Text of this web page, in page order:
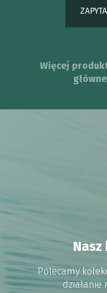
Więcej
Nasz
Polecamy
działanie